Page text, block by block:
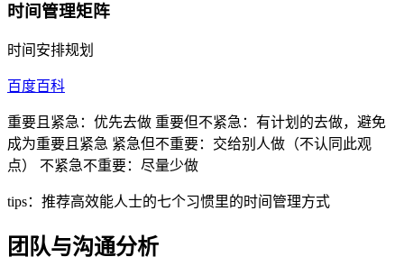
时间管理矩阵
时间安排规划
百度百科
重要且紧急：优先去做 重要但不紧急：有计划的去做，避免
成为重要且紧急 紧急但不重要：交给别人做（不认同此观
点） 不紧急不重要：尽量少做
tips：推荐高效能人士的七个习惯里的时间管理方式
团队与沟通分析